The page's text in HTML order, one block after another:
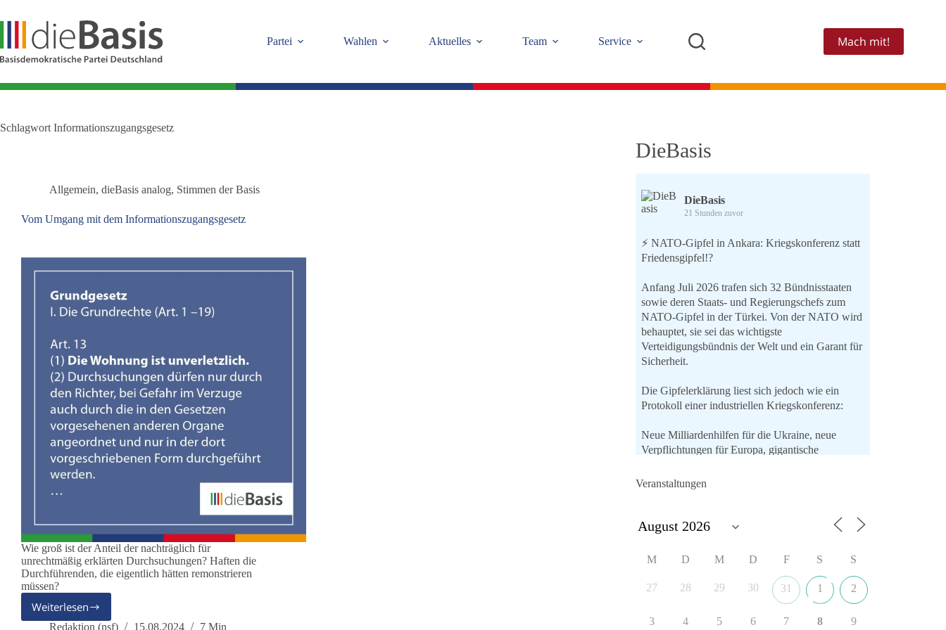
springen
Partei
Wahlen Aktuelles Team Service Mach mit!
Schlagwort Informationszugangsgesetz
Allgemein, dieBasis analog, Stimmen der Basis
Vom Umgang mit dem Informationszugangsgesetz
Wie groß ist der Anteil der nachträglich für
unrechtmäßig erklärten Durchsuchungen? Haften die
Durchführenden, die eigentlich hätten remonstrieren
müssen?
Weiterlesen
Vom
Umgang
Redaktion (nsf) 15.08.2024 7 Min
DieBasis
DieBasis
21 Stunden zuvor
⚡️ NATO-Gipfel in Ankara: Kriegskonferenz statt
Friedensgipfel!?
Anfang Juli 2026 trafen sich 32 Bündnisstaaten
sowie deren Staats- und Regierungschefs zum
NATO-Gipfel in der Türkei. Von der NATO wird
behauptet, sie sei das wichtigste
Verteidigungsbündnis der Welt und ein Garant für
Sicherheit.
Die Gipfelerklärung liest sich jedoch wie ein
Protokoll einer industriellen Kriegskonferenz:
Neue Milliardenhilfen für die Ukraine, neue
Verpflichtungen für Europa, gigantische
Verteidigungsindustrie, Modernisierung der
Forderung, der Iran dürfe keine Kernwaffe
friedensorientierte Politik?
Veranstaltungen
M D M D F S S
27 28 29 30 31 1 2
3 4 5 6 7 8 9